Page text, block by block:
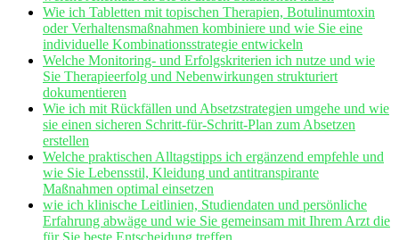
Wie ich Tabletten mit topischen Therapien, Botulinumtoxin
oder Verhaltensmaßnahmen kombiniere und ‌wie Sie eine
individuelle Kombinationsstrategie entwickeln
Welche Monitoring- und Erfolgskriterien ich nutze und wie
Sie ‍Therapieerfolg und Nebenwirkungen strukturiert
dokumentieren
Wie ich mit Rückfällen und Absetzstrategien ‍umgehe‍ und wie
sie⁣ einen sicheren⁤ Schritt-für-Schritt-Plan zum Absetzen
erstellen
Welche praktischen Alltagstipps ich ergänzend empfehle und
wie Sie Lebensstil,⁤ Kleidung und‌ antitranspirante
Maßnahmen optimal einsetzen
wie ⁤ich klinische Leitlinien, Studiendaten und persönliche
Erfahrung abwäge und wie Sie gemeinsam mit Ihrem Arzt die
für Sie beste Entscheidung treffen